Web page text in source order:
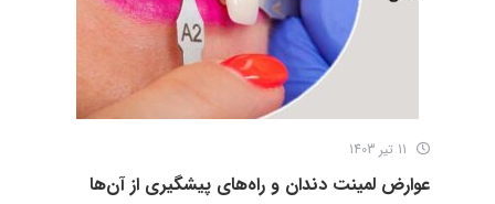
عوارض لمینت دندان و راه‌های پیشگیری از آن‌ها